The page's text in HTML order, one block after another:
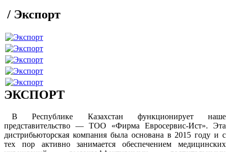
/ Экспорт
ЭКСПОРТ
В Республике Казахстан функционирует наше
представительство — ТОО «Фирма Евросервис-Ист». Эта
дистрибьюторская компания была основана в 2015 году и с
тех пор активно занимается обеспечением медицинских